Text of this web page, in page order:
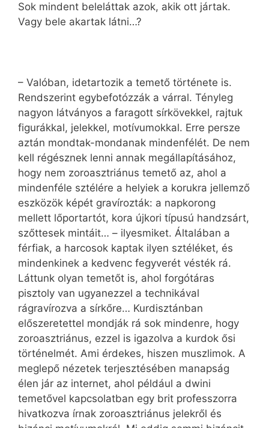
Sok mindent beleláttak azok, akik ott jártak.
Vagy bele akartak látni…?
– Valóban, idetartozik a temető története is.
Rendszerint egybefotózzák a várral. Tényleg
nagyon látványos a faragott sírkövekkel, rajtuk
figurákkal, jelekkel, motívumokkal. Erre persze
aztán mondtak-mondanak mindenfélét. De nem
kell régésznek lenni annak megállapításához,
hogy nem zoroasztriánus temető az, ahol a
mindenféle sztélére a helyiek a korukra jellemző
eszközök képét gravírozták: a napkorong
mellett lőportartót, kora újkori típusú handzsárt,
szőttesek mintáit… – ilyesmiket. Általában a
férfiak, a harcosok kaptak ilyen sztéléket, és
mindenkinek a kedvenc fegyverét vésték rá.
Láttunk olyan temetőt is, ahol forgótáras
pisztoly van ugyanezzel a technikával
rágravírozva a sírkőre… Kurdisztánban
előszeretettel mondják rá sok mindenre, hogy
zoroasztriánus, ezzel is igazolva a kurdok ősi
történelmét. Ami érdekes, hiszen muszlimok. A
meglepő nézetek terjesztésében manapság
élen jár az internet, ahol például a dwini
temetővel kapcsolatban egy brit professzorra
hivatkozva írnak zoroasztriánus jelekről és